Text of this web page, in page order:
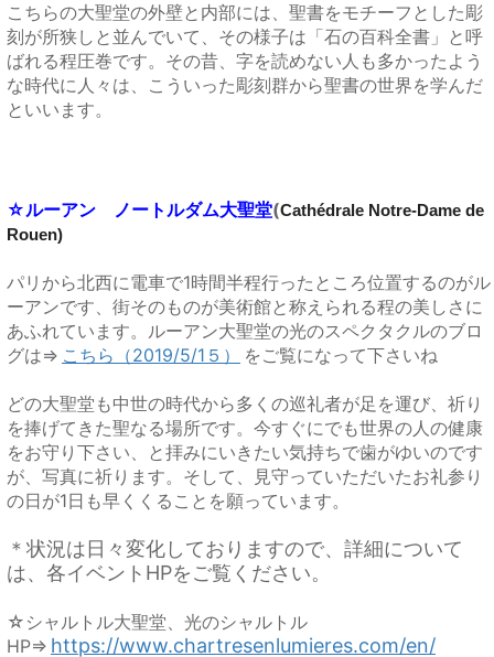
こちらの大聖堂の外壁と内部には、聖書をモチーフとした彫
刻が所狭しと並んでいて、その様子は「石の百科全書」と呼
ばれる程圧巻です。その昔、字を読めない人も多かったよう
な時代に人々は、こういった彫刻群から聖書の世界を学んだ
といいます。
☆ルーアン ノートルダム大聖堂(Cathédrale Notre-Dame de
Rouen)
パリから北西に電車で1時間半程行ったところ位置するのがル
ーアンです、街そのものが美術館と称えられる程の美しさに
あふれています。 ルーアン大聖堂の光のスペクタクルのブロ
グは⇒ こちら（2019/5/1５） をご覧になって下さいね
どの大聖堂も中世の時代から多くの巡礼者が足を運び、祈り
を捧げてきた聖なる場所です。今すぐにでも世界の人の健康
をお守り下さい、と拝みにいきたい気持ちで歯がゆいのです
が、写真に祈ります。そして、見守っていただいたお礼参り
の日が1日も早くくることを願っています。
＊状況は日々変化しておりますので、詳細について
は、各イベントHPをご覧ください。
☆シャルトル大聖堂、光のシャルトル
HP⇒ https://www.chartresenlumieres.com/en/